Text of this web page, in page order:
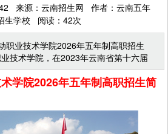
来源：云南招生网 作者：云南五年
生学校 阅读：42次
职业技术学院2026年五年制高职招生
术学院，在2023年云南省第十六届
校获得团体冠军，以金牌7
学院2026年五年制高职招生简